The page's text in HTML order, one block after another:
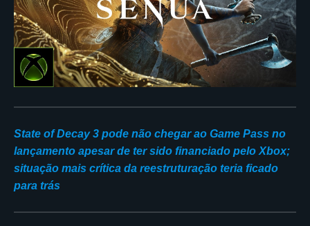
State of Decay 3 pode não chegar ao Game Pass no
lançamento apesar de ter sido financiado pelo Xbox;
situação mais crítica da reestruturação teria ficado
para trás